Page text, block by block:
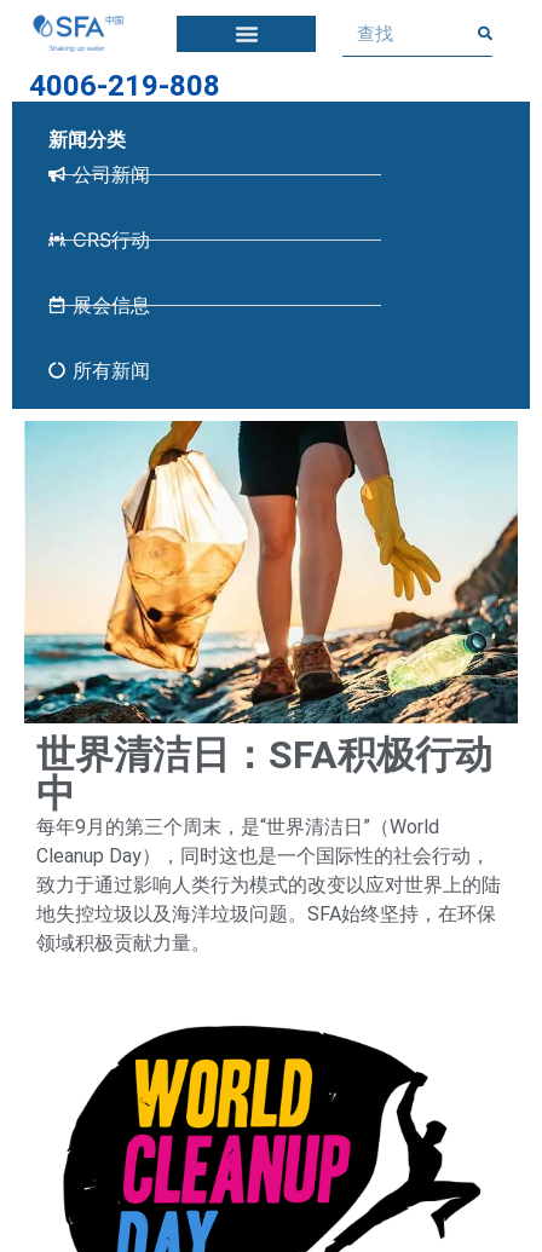
4006-219-808
新闻分类
公司新闻
CRS行动
展会信息
所有新闻
世界清洁日：SFA积极行动
中
每年9月的第三个周末，是“世界清洁日”（World
Cleanup Day），同时这也是一个国际性的社会行动，
致力于通过影响人类行为模式的改变以应对世界上的陆
地失控垃圾以及海洋垃圾问题。SFA始终坚持，在环保
领域积极贡献力量。